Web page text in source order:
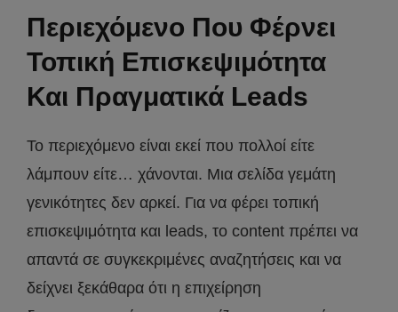
Περιεχόμενο Που Φέρνει
Τοπική Επισκεψιμότητα
Και Πραγματικά Leads
Το περιεχόμενο είναι εκεί που πολλοί είτε
λάμπουν είτε… χάνονται. Μια σελίδα γεμάτη
γενικότητες δεν αρκεί. Για να φέρει τοπική
επισκεψιμότητα και leads, το content πρέπει να
απαντά σε συγκεκριμένες αναζητήσεις και να
δείχνει ξεκάθαρα ότι η επιχείρηση